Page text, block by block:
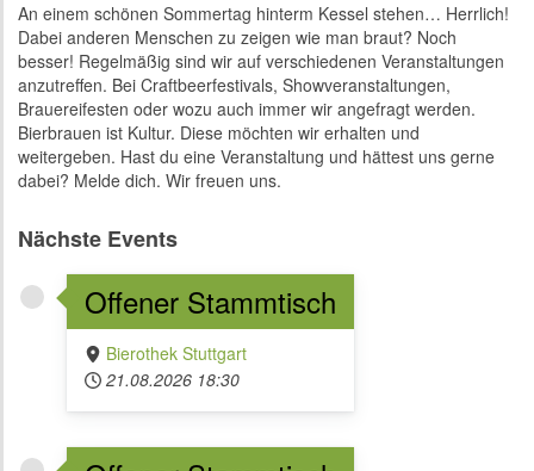
An einem schönen Sommertag hinterm Kessel stehen… Herrlich!
Dabei anderen Menschen zu zeigen wie man braut? Noch
besser! Regelmäßig sind wir auf verschiedenen Veranstaltungen
anzutreffen. Bei Craftbeerfestivals, Showveranstaltungen,
Brauereifesten oder wozu auch immer wir angefragt werden.
Bierbrauen ist Kultur. Diese möchten wir erhalten und
weitergeben. Hast du eine Veranstaltung und hättest uns gerne
dabei? Melde dich. Wir freuen uns.
Nächste Events
Offener Stammtisch
Bierothek Stuttgart
21.08.2026 18:30